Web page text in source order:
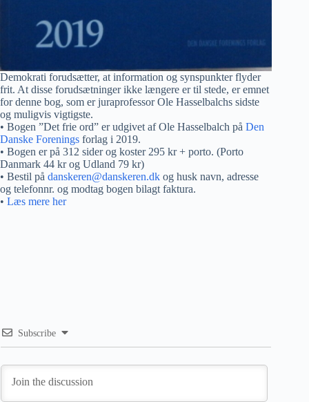
Demokrati forudsætter, at information og synspunkter flyder
frit. At disse forudsætninger ikke længere er til stede, er emnet
for denne bog, som er juraprofessor Ole Hasselbalchs sidste
og muligvis vigtigste.
• Bogen ”Det frie ord” er udgivet af Ole Hasselbalch på Den
Danske Forenings forlag i 2019.
• Bogen er på 312 sider og koster 295 kr + porto. (Porto
Danmark 44 kr og Udland 79 kr)
• Bestil på danskeren@danskeren.dk og husk navn, adresse
og telefonnr. og modtag bogen bilagt faktura.
• Læs mere her
Subscribe